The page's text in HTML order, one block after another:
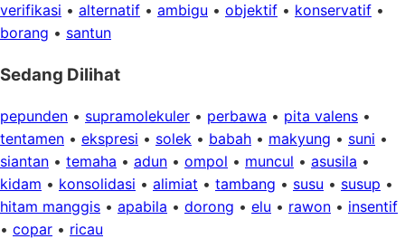
verifikasi • alternatif • ambigu • objektif • konservatif •
borang • santun
Sedang Dilihat
pepunden • supramolekuler • perbawa • pita valens •
tentamen • ekspresi • solek • babah • makyung • suni •
siantan • temaha • adun • ompol • muncul • asusila •
kidam • konsolidasi • alimiat • tambang • susu • susup •
hitam manggis • apabila • dorong • elu • rawon • insentif
• copar • ricau